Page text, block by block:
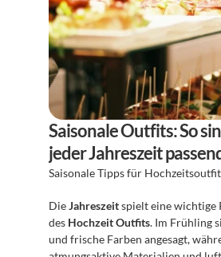
Saisonale Outfits: So
jeder Jahreszeit
Saisonale Tipps für
Die Jahreszeit spielt eine wichtige
des Hochzeit Outfits. Im Frühling
und frische Farben angesagt,